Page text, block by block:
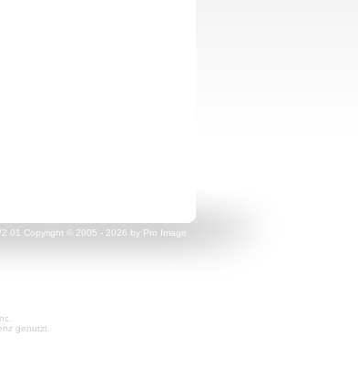
Copyright © 2005 - 2026 by Pro Image
genutzt.